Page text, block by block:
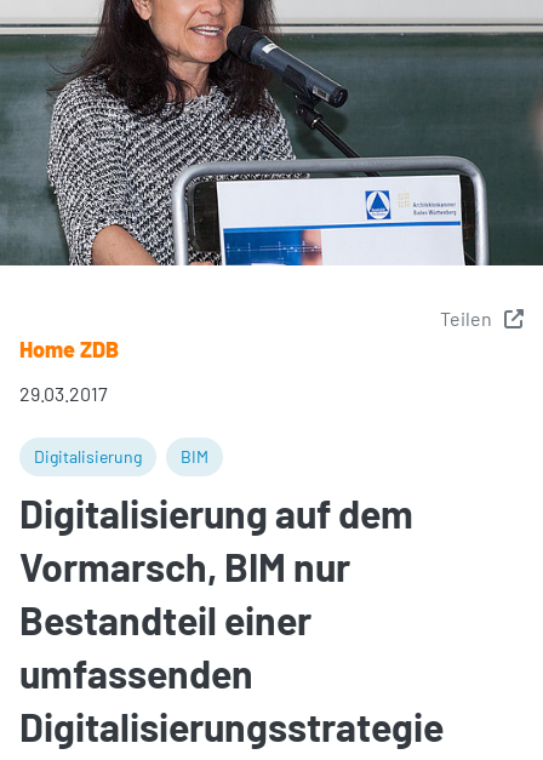
Teilen
Home ZDB
29.03.2017
Digitalisierung BIM
Digitalisierung auf dem
Vormarsch, BIM nur
Bestandteil einer
umfassenden
Digitalisierungsstrategie